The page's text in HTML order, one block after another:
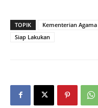
TOPIK Kementerian Agama
Siap Lakukan